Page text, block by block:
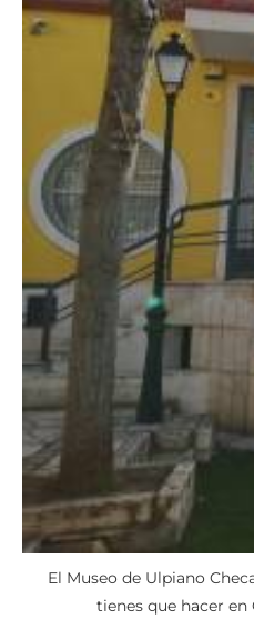
El Museo de Ulpiano
tienes que hacer en